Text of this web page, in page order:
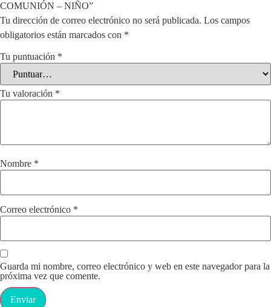
COMUNIÓN – NIÑO”
Tu dirección de correo electrónico no será publicada. Los campos
obligatorios están marcados con *
Tu puntuación *
Tu valoración *
Nombre *
Correo electrónico *
Guarda mi nombre, correo electrónico y web en este navegador para la
próxima vez que comente.